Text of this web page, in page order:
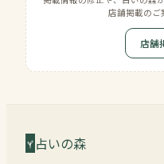
店舗掲載のご
店舗
占いの森